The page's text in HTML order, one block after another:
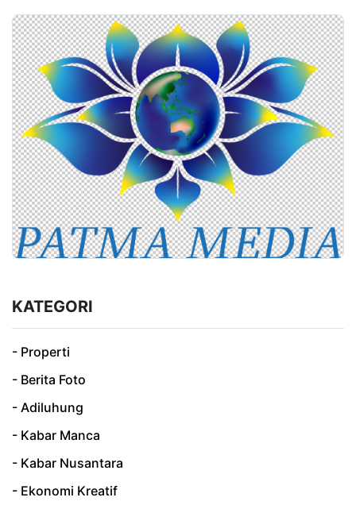
KATEGORI
- Properti
- Berita Foto
- Adiluhung
- Kabar Manca
- Kabar Nusantara
- Ekonomi Kreatif